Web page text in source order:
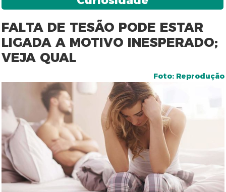
FALTA DE TESÃO PODE ESTAR
LIGADA A MOTIVO INESPERADO;
VEJA QUAL
Foto: Reprodução